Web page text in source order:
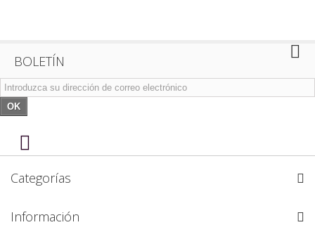
BOLETÍN
OK
Categorías
Información